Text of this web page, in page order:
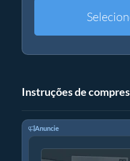
Instruções de
Anuncie